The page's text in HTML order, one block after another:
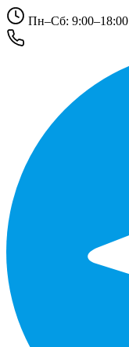
Пн–Сб: 9:00–18:00